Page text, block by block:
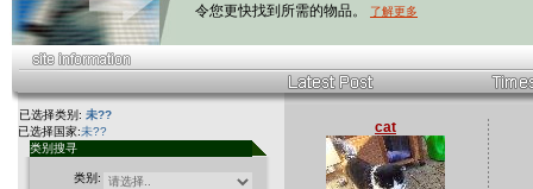
令您更快找到所需的物品。
了解更多
已选择类别: 未??
已选择国家:未??
类别搜寻
类别:
cat